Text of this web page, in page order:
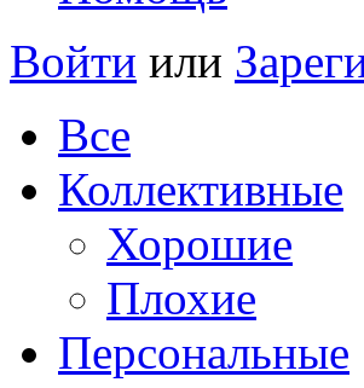
Войти или
Все
Коллективные
Хорошие
Плохие
Персональные